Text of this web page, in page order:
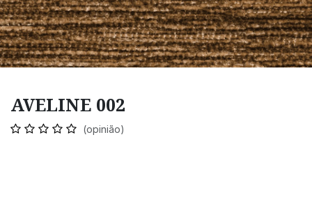
AVELINE 002
(opinião)